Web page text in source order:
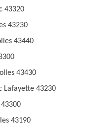
43320
43230
43440
43430
Lafayette 43230
43190